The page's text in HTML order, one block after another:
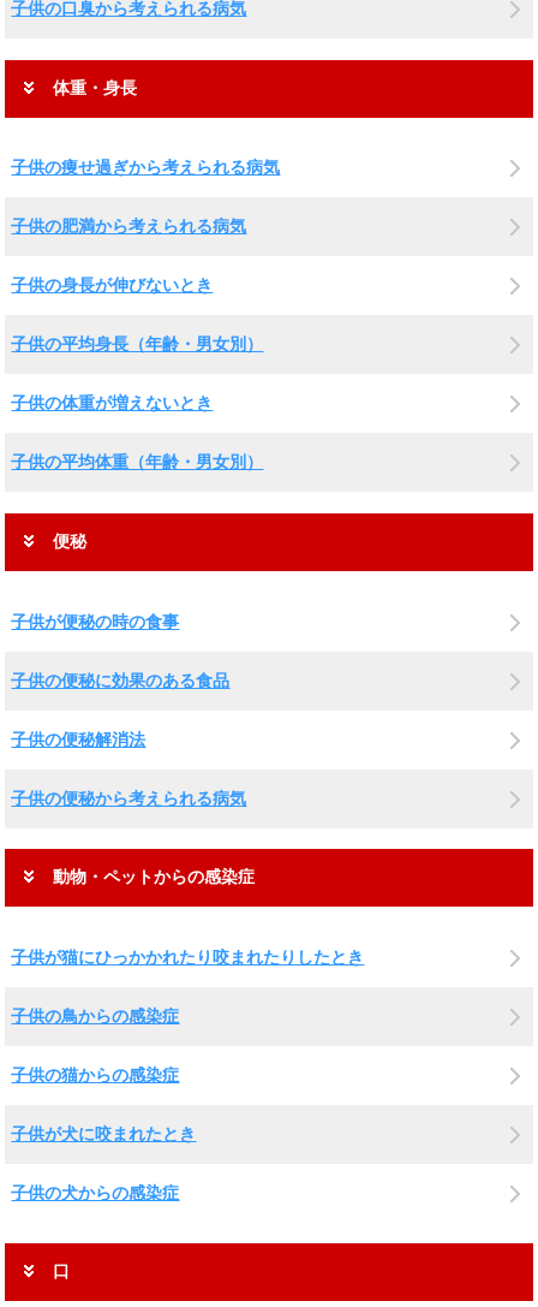
子供の口臭から考えられる病気
体重・身長
子供の痩せ過ぎから考えられる病気
子供の肥満から考えられる病気
子供の身長が伸びないとき
子供の平均身長（年齢・男女別）
子供の体重が増えないとき
子供の平均体重（年齢・男女別）
便秘
子供が便秘の時の食事
子供の便秘に効果のある食品
子供の便秘解消法
子供の便秘から考えられる病気
動物・ペットからの感染症
子供が猫にひっかかれたり咬まれたりしたとき
子供の鳥からの感染症
子供の猫からの感染症
子供が犬に咬まれたとき
子供の犬からの感染症
口